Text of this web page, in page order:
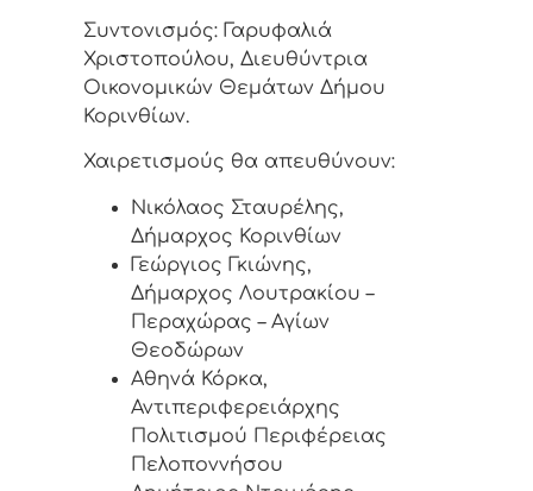
Συντονισμός: Γαρυφαλιά
Χριστοπούλου, Διευθύντρια
Οικονομικών Θεμάτων Δήμου
Κορινθίων.
Χαιρετισμούς θα απευθύνουν:
Νικόλαος Σταυρέλης,
Δήμαρχος Κορινθίων
Γεώργιος Γκιώνης,
Δήμαρχος Λουτρακίου –
Περαχώρας – Αγίων
Θεοδώρων
Αθηνά Κόρκα,
Αντιπεριφερειάρχης
Πολιτισμού Περιφέρειας
Πελοποννήσου